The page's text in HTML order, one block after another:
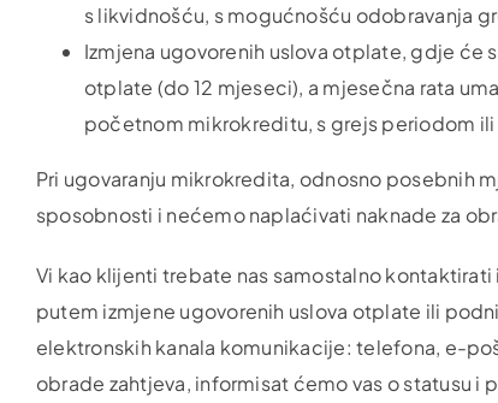
s likvidnošću, s mogućnošću odobravanja
Izmjena ugovorenih uslova otplate, gdje će
otplate (do 12 mjeseci), a mjesečna rata
početnom mikrokreditu, s grejs periodom ili
Pri ugovaranju mikrokredita, odnosno posebnih
sposobnosti i nećemo naplaćivati naknade za
Vi kao klijenti trebate nas samostalno
putem izmjene ugovorenih uslova otplate ili
elektronskih kanala komunikacije: telefona, e-
obrade zahtjeva, informisat ćemo vas o statusu i